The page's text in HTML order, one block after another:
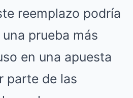
reemplazo podría
prueba más
en una apuesta
parte de las